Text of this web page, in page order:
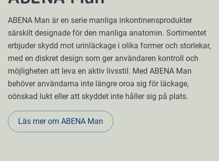
ABENA Man är en serie manliga inkontinensprodukter
särskilt designade för den manliga anatomin. Sortimentet
erbjuder skydd mot urinläckage i olika former och storlekar,
med en diskret design som ger användaren kontroll och
möjligheten att leva en aktiv livsstil. Med ABENA Man
behöver användarna inte längre oroa sig för läckage,
oönskad lukt eller att skyddet inte håller sig på plats.
Läs mer om ABENA Man